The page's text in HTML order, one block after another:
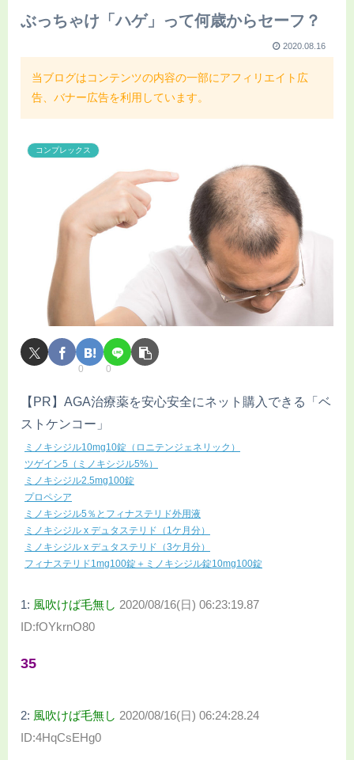
ぶっちゃけ「ハゲ」って何歳からセーフ？
2020.08.16
当ブログはコンテンツの内容の一部にアフィリエイト広
告、バナー広告を利用しています。
コンプレックス
0 0
【PR】AGA治療薬を安心安全にネット購入できる「ベ
ストケンコー」
ミノキシジル10mg10錠（ロニテンジェネリック）
ツゲイン5（ミノキシジル5%）
ミノキシジル2.5mg100錠
プロペシア
ミノキシジル5％とフィナステリド外用液
ミノキシジル x デュタステリド（1ケ月分）
ミノキシジル x デュタステリド（3ケ月分）
フィナステリド1mg100錠＋ミノキシジル錠10mg100錠
1: 風吹けば毛無し 2020/08/16(日) 06:23:19.87
ID:fOYkrnO80
35
2: 風吹けば毛無し 2020/08/16(日) 06:24:28.24
ID:4HqCsEHg0